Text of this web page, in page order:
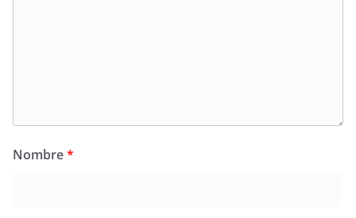
Nombre*